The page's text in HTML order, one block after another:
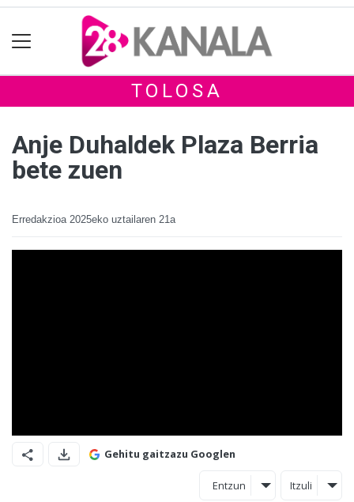
TOLOSA
Anje Duhaldek Plaza Berria
bete zuen
Erredakzioa 2025eko uztailaren 21a
Gehitu gaitzazu Googlen
Entzun Itzuli